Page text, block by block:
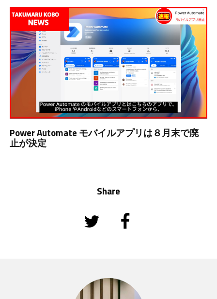
Power Automate モバイルアプリは８月末で廃
止が決定
Share